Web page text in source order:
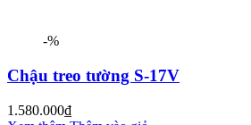
-%
Chậu treo tường S-17V
1.580.000₫